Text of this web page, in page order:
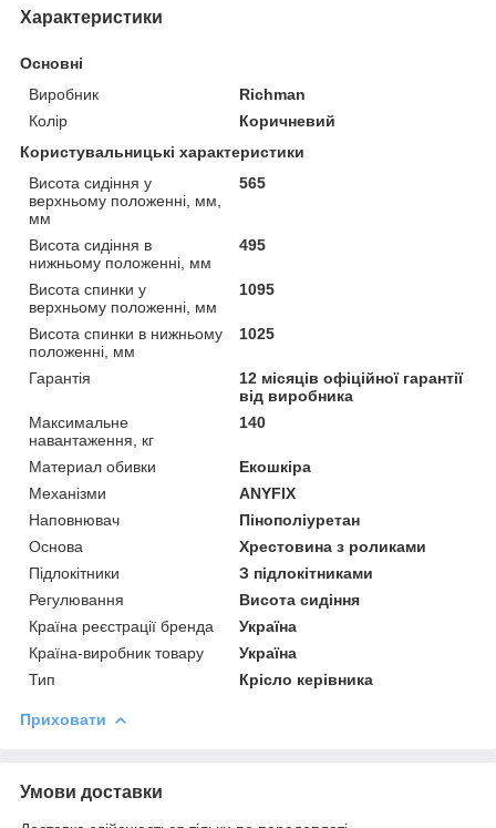
Характеристики
Основні
Виробник
Richman
Колір
Коричневий
Користувальницькі характеристики
Висота сидіння у
верхньому положенні, мм,
мм
565
Висота сидіння в
нижньому положенні, мм
495
Висота спинки у
верхньому положенні, мм
1095
Висота спинки в нижньому
положенні, мм
1025
Гарантія
12 місяців офіційної гарантії
від виробника
Максимальне
навантаження, кг
140
Материал обивки
Екошкіра
Механізми
ANYFIX
Наповнювач
Пінополіуретан
Основа
Хрестовина з роликами
Підлокітники
З підлокітниками
Регулювання
Висота сидіння
Країна реєстрації бренда
Україна
Країна-виробник товару
Україна
Тип
Крісло керівника
Приховати
Умови доставки